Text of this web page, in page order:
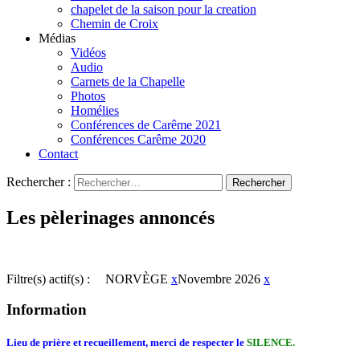
chapelet de la saison pour la creation
Chemin de Croix
Médias
Vidéos
Audio
Carnets de la Chapelle
Photos
Homélies
Conférences de Carême 2021
Conférences Carême 2020
Contact
Rechercher :
Les pèlerinages annoncés
Filtre(s) actif(s) : NORVÈGE xNovembre 2026 x
Information
Lieu de prière et recueillement, merci de respecter le SILENCE.